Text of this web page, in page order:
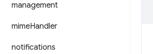
management
mimeHandler
notifications